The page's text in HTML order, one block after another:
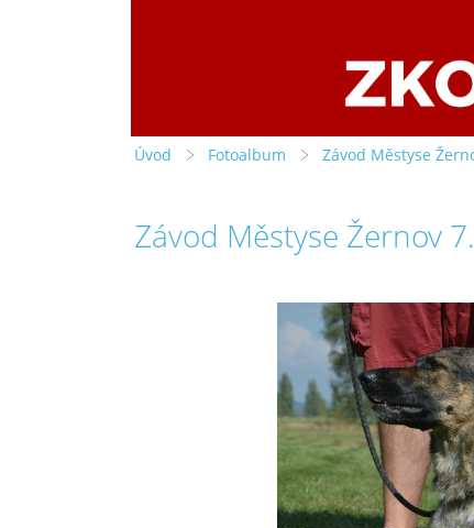
Úvod Fotoalbum Závod Městyse
Závod Městyse Žernov